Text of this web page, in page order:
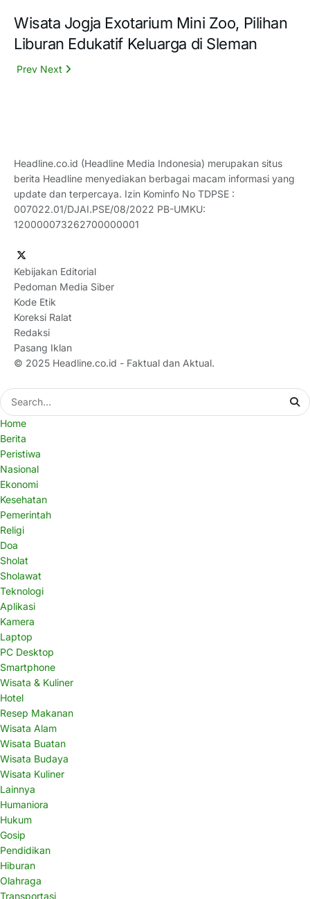
Wisata Jogja Exotarium Mini Zoo, Pilihan
Liburan Edukatif Keluarga di Sleman
Prev Next
Headline.co.id (Headline Media Indonesia) merupakan situs
berita Headline menyediakan berbagai macam informasi yang
update dan terpercaya. Izin Kominfo No TDPSE :
007022.01/DJAI.PSE/08/2022 PB-UMKU:
120000073262700000001
Kebijakan Editorial
Pedoman Media Siber
Kode Etik
Koreksi Ralat
Redaksi
Pasang Iklan
© 2025 Headline.co.id - Faktual dan Aktual.
Home
Berita
Peristiwa
Nasional
Ekonomi
Kesehatan
Pemerintah
Religi
Doa
Sholat
Sholawat
Teknologi
Aplikasi
Kamera
Laptop
PC Desktop
Smartphone
Wisata & Kuliner
Hotel
Resep Makanan
Wisata Alam
Wisata Buatan
Wisata Budaya
Wisata Kuliner
Lainnya
Humaniora
Hukum
Gosip
Pendidikan
Hiburan
Olahraga
Transportasi